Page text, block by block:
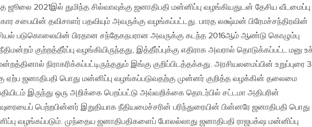
ஜூலை 2021இல் துமிந்த சில்வாவுக்கு ஜனாதிபதி மன்னிப்பு வழங்கியதுடன் தேசிய வீடமைப்பு
சபையின் தவிசாளர் பதவியும் அவருக்கு வழங்கப்பட்டது. பாரத லக்ஷ்மன் பிரேமச்சந்திரவின்
படுகொலையின் பிரதான சந்தேகநபரான அவருக்கு கடந்த 2016ஆம் ஆண்டு கொழும்பு
குற்றத்தீர்ப்பு வழங்கியிருந்தது, இத்தீர்ப்புக்கு எதிராக அவரால் தொடுக்கப்பட்ட மனு
நிராகரிக்கப்பட்டிருந்ததும் இங்கு குறிப்பிடத்தக்கது. அரசியலமைப்பின் உறுப்புரை
ஏற்ப ஜனாதிபதி பொது மன்னிப்பு வழங்கப்படுவதற்கு முன்னர் குறித்த வழக்கின் தலைமை
இருந்து ஒரு அறிக்கை பெறப்பட்டு அவ்வறிக்கை தொடர்பில் சட்டமா அதிபரின்
பெற்றபின்னர் இறுதியாக நீதியமைச்சரின் பரிந்துரையின் பின்னரே ஜனாதிபதி பொது
வழங்கப்படும். முந்தைய ஜனாதிபதிகளைப் போலல்லாது ஜனாதிபதி ராஜபக்‌ஷ மன்னிப்பு